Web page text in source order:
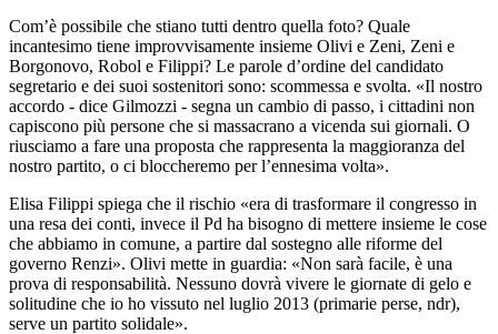
Com’è possibile che stiano tutti dentro quella foto? Quale
incantesimo tiene improvvisamente insieme Olivi e Zeni, Zeni e
Borgonovo, Robol e Filippi? Le parole d’ordine del candidato
segretario e dei suoi sostenitori sono: scommessa e svolta. «Il nostro
accordo - dice Gilmozzi - segna un cambio di passo, i cittadini non
capiscono più persone che si massacrano a vicenda sui giornali. O
riusciamo a fare una proposta che rappresenta la maggioranza del
nostro partito, o ci bloccheremo per l’ennesima volta».
Elisa Filippi spiega che il rischio «era di trasformare il congresso in
una resa dei conti, invece il Pd ha bisogno di mettere insieme le cose
che abbiamo in comune, a partire dal sostegno alle riforme del
governo Renzi». Olivi mette in guardia: «Non sarà facile, è una
prova di responsabilità. Nessuno dovrà vivere le giornate di gelo e
solitudine che io ho vissuto nel luglio 2013 (primarie perse, ndr),
serve un partito solidale».